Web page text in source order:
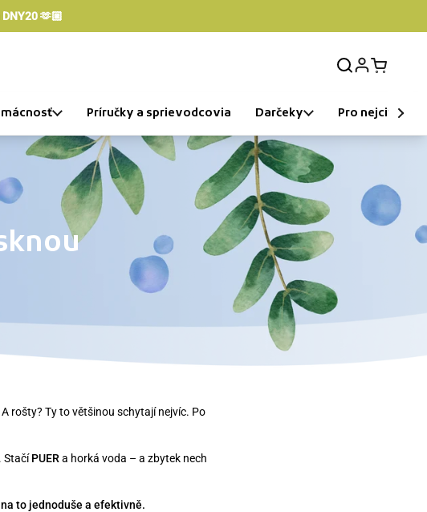
🫶🏼
Prihlásenie
Otvorit
Príručky a sprievodcovia Darčeky Pro nejcitlivější
A rošty? Ty to většinou schytají nejvíc. Po
. StačíPUER a horká voda – a zbytek nech
to jednoduše a efektivně.